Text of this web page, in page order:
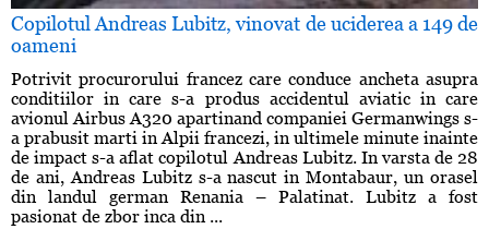
Copilotul Andreas Lubitz, vinovat de uciderea a 149 de
oameni
Potrivit procurorului francez care conduce ancheta asupra
conditiilor in care s-a produs accidentul aviatic in care
avionul Airbus A320 apartinand companiei Germanwings s-
a prabusit marti in Alpii francezi, in ultimele minute inainte
de impact s-a aflat copilotul Andreas Lubitz. In varsta de 28
de ani, Andreas Lubitz s-a nascut in Montabaur, un orasel
din landul german Renania – Palatinat. Lubitz a fost
pasionat de zbor inca din ...